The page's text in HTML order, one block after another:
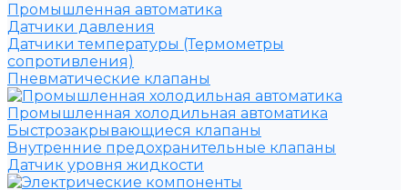
Промышленная автоматика
Датчики давления
Датчики температуры (Термометры
сопротивления)
Пневматические клапаны
Промышленная холодильная автоматика
Быстрозакрывающиеся клапаны
Внутренние предохранительные клапаны
Датчик уровня жидкости